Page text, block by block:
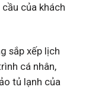
của khách
sắp xếp lịch
cá nhân,
tủ lạnh của